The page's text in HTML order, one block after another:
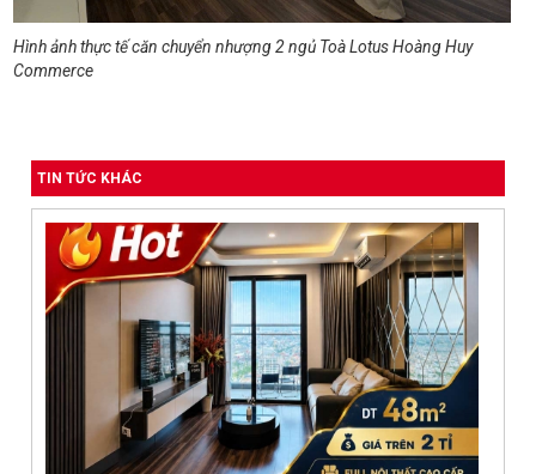
Hình ảnh thực tế căn chuyển nhượng 2 ngủ Toà Lotus Hoàng Huy
Commerce
TIN TỨC KHÁC